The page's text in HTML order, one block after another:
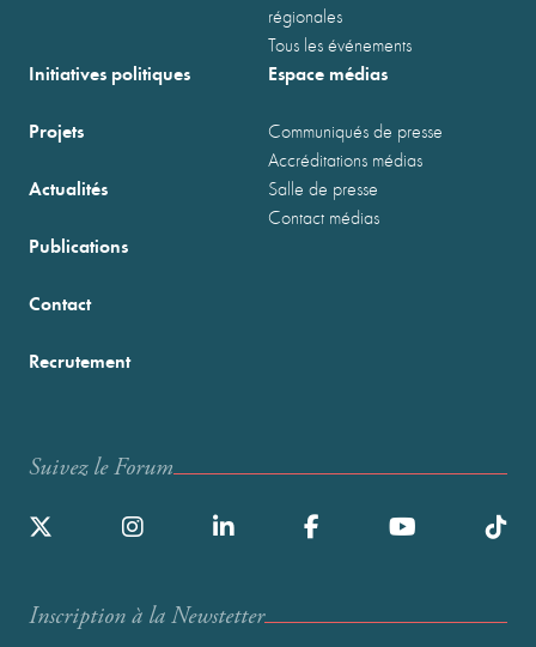
régionales
Tous les événements
Initiatives politiques
Projets
Actualités
Publications
Espace médias
Communiqués de presse
Accréditations médias
Salle de presse
Contact médias
Contact
Recrutement
Suivez le Forum
Inscription à la Newstetter